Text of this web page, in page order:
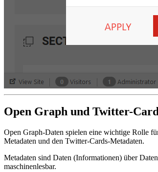
Open Graph und Twitter-
Open Graph-Daten spielen eine wichtige Rolle
Metadaten und den Twitter-Cards-Metadaten.
Metadaten sind Daten (Informationen) über
maschinenlesbar.